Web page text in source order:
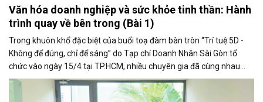
Văn hóa doanh nghiệp và sức khỏe tinh thần: Hành
trình quay về bên trong (Bài 1)
Trong khuôn khổ đặc biệt của buổi toạ đàm bàn tròn “Trí tuệ 5D -
Không để đúng, chỉ để sáng” do Tạp chí Doanh Nhân Sài Gòn tổ
chức vào ngày 15/4 tại TP.HCM, nhiều chuyên gia đã cùng nhau
bàn luận và khám phá những chiều sâu mới mẻ về chủ đề văn hóa
doanh nghiệp và sức khoẻ tinh thần trong môi trường kinh doanh